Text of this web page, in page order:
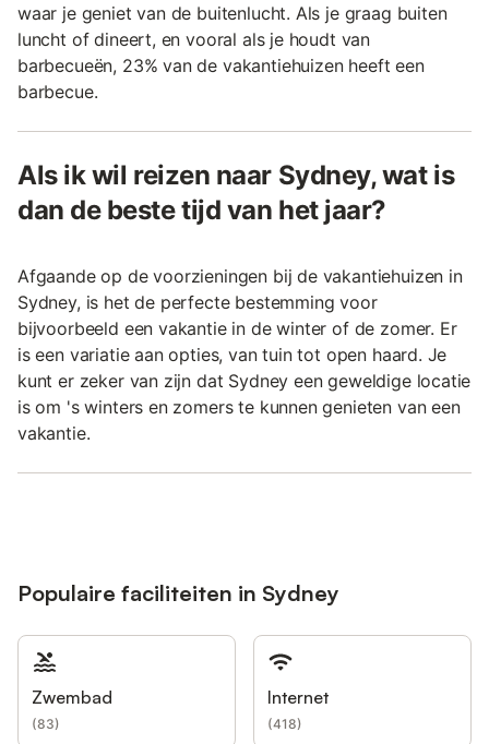
waar je geniet van de buitenlucht. Als je graag buiten
luncht of dineert, en vooral als je houdt van
barbecueën, 23% van de vakantiehuizen heeft een
barbecue.
Als ik wil reizen naar Sydney, wat is
dan de beste tijd van het jaar?
Afgaande op de voorzieningen bij de vakantiehuizen in
Sydney, is het de perfecte bestemming voor
bijvoorbeeld een vakantie in de winter of de zomer. Er
is een variatie aan opties, van tuin tot open haard. Je
kunt er zeker van zijn dat Sydney een geweldige locatie
is om 's winters en zomers te kunnen genieten van een
vakantie.
Populaire faciliteiten in Sydney
Zwembad
(83)
Internet
(418)